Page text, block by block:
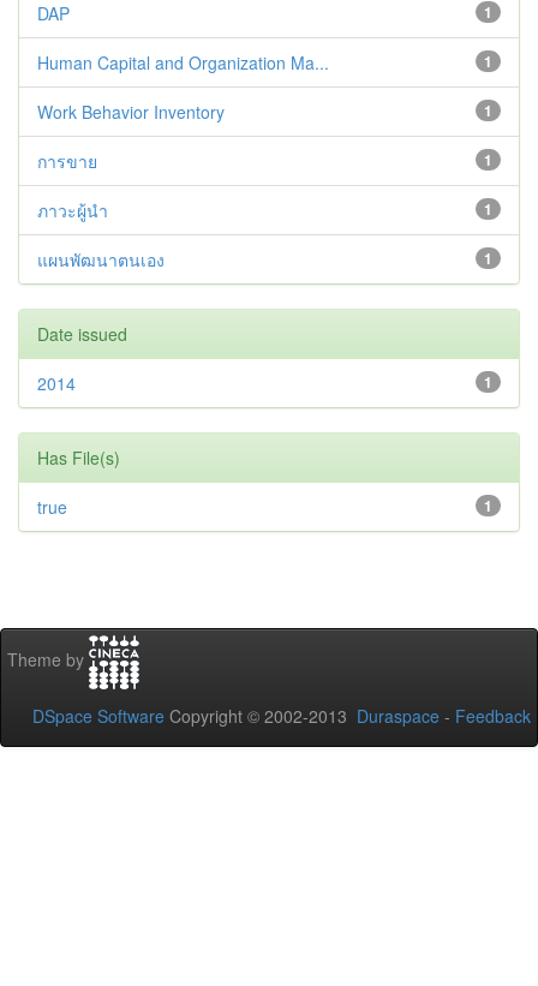
1
DAP
1
Human Capital and Organization Ma...
1
Work Behavior Inventory
1
การขาย
1
ภาวะผู้นำ
1
แผนพัฒนาตนเอง
Date issued
1
2014
Has File(s)
1
true
Theme by
DSpace Software Copyright © 2002-2013 Duraspace - Feedback